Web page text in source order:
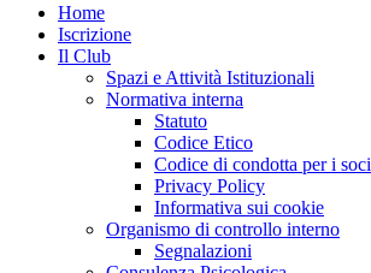
Home
Iscrizione
Il Club
Spazi e Attività Istituzionali
Normativa interna
Statuto
Codice Etico
Codice di condotta per i soci
Privacy Policy
Informativa sui cookie
Organismo di controllo interno
Segnalazioni